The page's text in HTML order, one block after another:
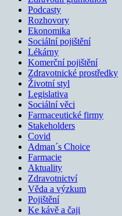
Podcasty
Rozhovory
Ekonomika
Sociální pojištění
Lékárny
Komerční pojištění
Zdravotnické prostředky
Životní styl
Legislativa
Sociální věci
Farmaceutické firmy
Stakeholders
Covid
Adman´s Choice
Farmacie
Aktuality
Zdravotnictví
Věda a výzkum
Pojištění
Ke kávě a čaji